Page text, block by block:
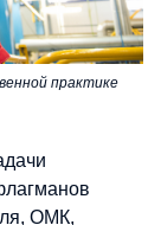
практике
ОМК,